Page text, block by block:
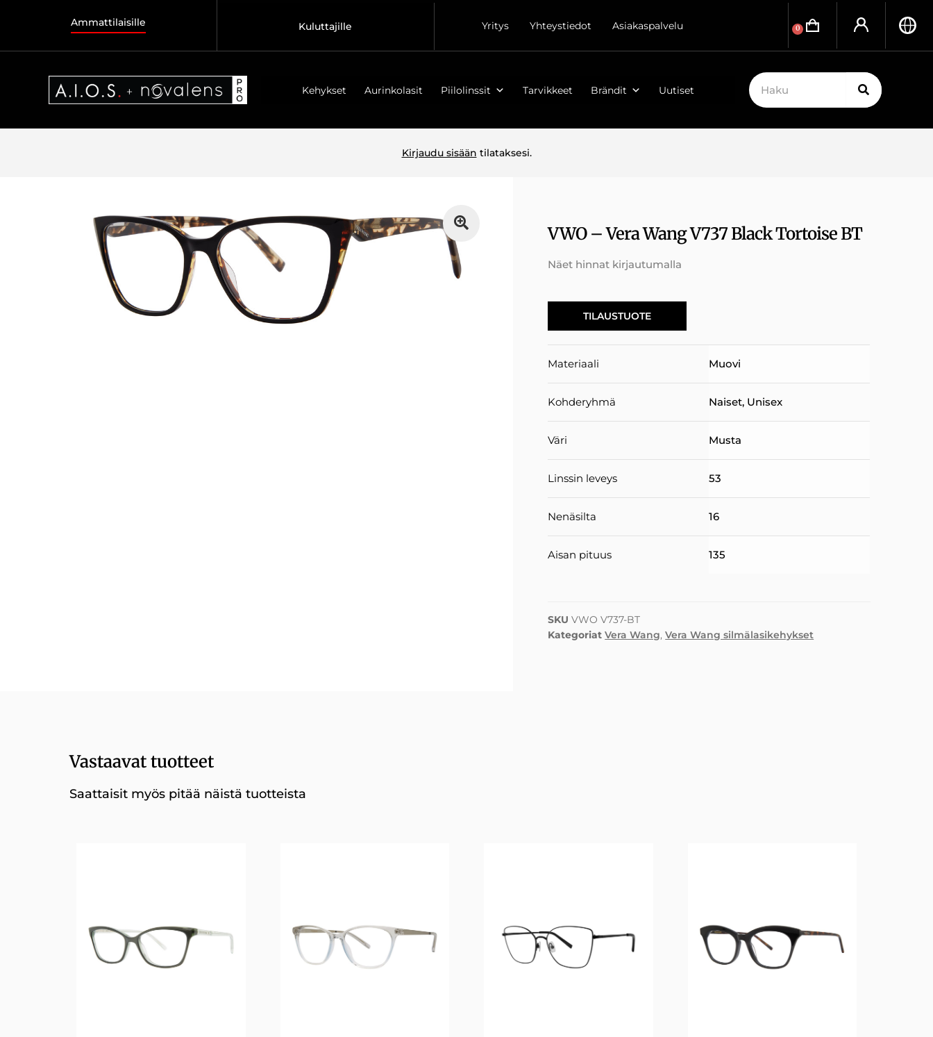
Ammattilaisille Kuluttajille Yritys Yhteystiedot Asiakaspalvelu 0
Kehykset Aurinkolasit Piilolinssit Tarvikkeet Brändit Uutiset
Kirjaudu sisään tilataksesi.
VWO – Vera Wang V737 Black Tortoise BT
Näet hinnat kirjautumalla
TILAUSTUOTE
Materiaali Muovi
Kohderyhmä Naiset, Unisex
Väri Musta
Linssin leveys 53
Nenäsilta 16
Aisan pituus 135
SKUVWO V737-BT
Kategoriat Vera Wang,Vera Wang silmälasikehykset
Vastaavat tuotteet
Saattaisit myös pitää näistä tuotteista